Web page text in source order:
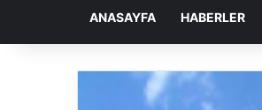
ANASAYFA HABERLER